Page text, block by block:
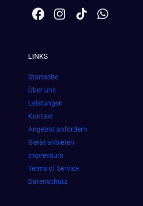
F
a
b
o
o
k
I
n
m
W
h
LINKS
Startseite
Über uns
Leistungen
Kontakt
Angebot anfordern
Gerät anbieten
Impressum
Terms of Service
Datenschutz